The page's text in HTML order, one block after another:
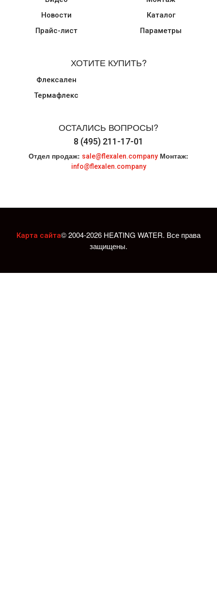
Новости
Прайс-лист
Каталог
Параметры
ХОТИТЕ КУПИТЬ?
Флексален
Термафлекс
ОСТАЛИСЬ ВОПРОСЫ?
8 (495) 211-17-01
Отдел продаж: sale@flexalen.company Монтаж:
info@flexalen.company
Карта сайта© 2004-2026 HEATING WATER. Все права
защищены.